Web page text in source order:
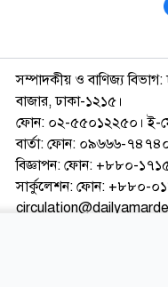
সম্পাদকীয় ও বাণিজ্য
বাজার, ঢাকা-১২১৫।
ফোন: ০২-৫৫০১২২৫০। ই-
বার্তা: ফোন: ০৯৬৬৬-
বিজ্ঞাপন: ফোন: +৮৮০-
সার্কুলেশন: ফোন: +৮৮০-